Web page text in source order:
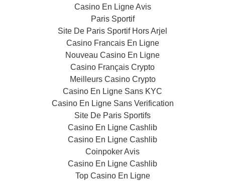
Casino En Ligne Avis
Paris Sportif
Site De Paris Sportif Hors Arjel
Casino Francais En Ligne
Nouveau Casino En Ligne
Casino Français Crypto
Meilleurs Casino Crypto
Casino En Ligne Sans KYC
Casino En Ligne Sans Verification
Site De Paris Sportifs
Casino En Ligne Cashlib
Casino En Ligne Cashlib
Coinpoker Avis
Casino En Ligne Cashlib
Top Casino En Ligne